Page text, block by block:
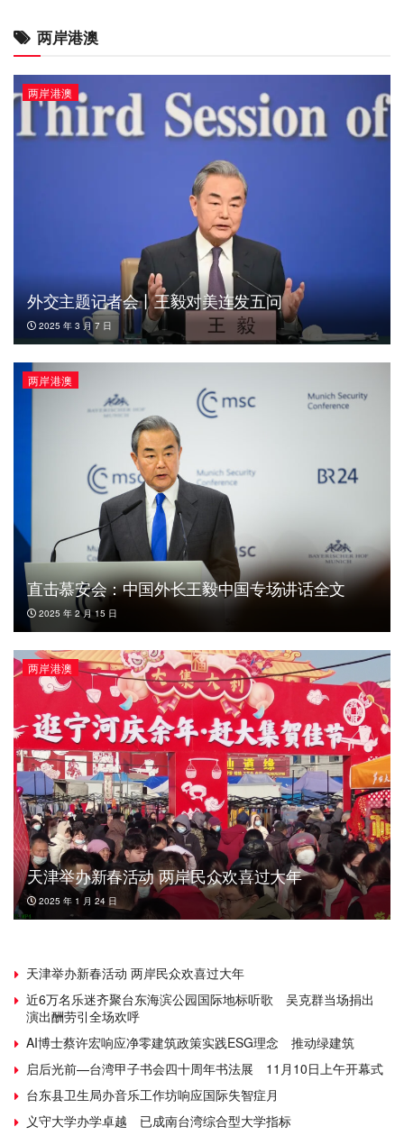
两岸港澳
两岸港澳
外交主题记者会丨王毅对美连发五问
2025 年 3 月 7 日
两岸港澳
直击慕安会：中国外长王毅中国专场讲话全文
2025 年 2 月 15 日
两岸港澳
天津举办新春活动 两岸民众欢喜过大年
2025 年 1 月 24 日
天津举办新春活动 两岸民众欢喜过大年
近6万名乐迷齐聚台东海滨公园国际地标听歌 吴克群当场捐出
演出酬劳引全场欢呼
AI博士蔡许宏响应净零建筑政策实践ESG理念 推动绿建筑
启后光前—台湾甲子书会四十周年书法展 11月10日上午开幕式
台东县卫生局办音乐工作坊响应国际失智症月
义守大学办学卓越 已成南台湾综合型大学指标